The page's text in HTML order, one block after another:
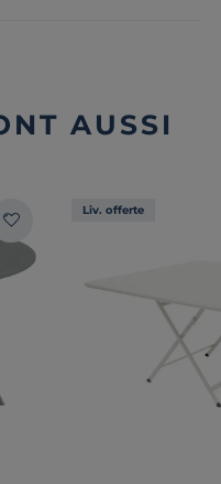
AUSSI
Liv. offerte